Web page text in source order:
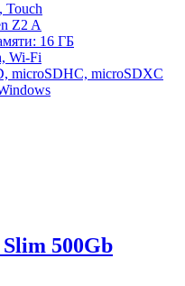
Touch
Z2 A
16 ГБ
Wi-Fi
microSDHC, microSDXC
500Gb